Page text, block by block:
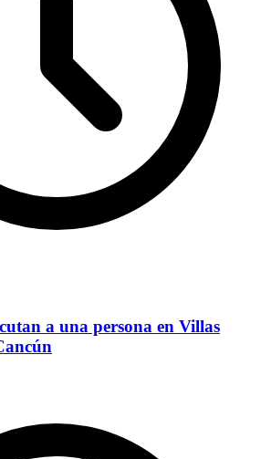
a una persona en Villas